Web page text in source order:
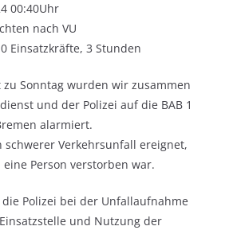
00:40Uhr
nach VU
Einsatzkräfte, 3 Stunden
zu Sonntag wurden wir zusammen
und der Polizei auf die BAB 1
alarmiert.
schwerer Verkehrsunfall ereignet,
Person verstorben war.
Polizei bei der Unfallaufnahme
und Nutzung der